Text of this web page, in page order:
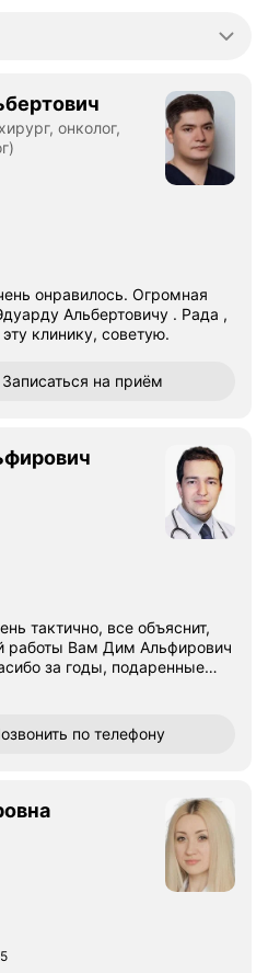
онколог,
Альбертовичу . Рада ,
клинику, советую.
Записаться на приём
тактично, все объяснит,
работы Вам Дим Альфирович
за годы, подаренные…
по телефону